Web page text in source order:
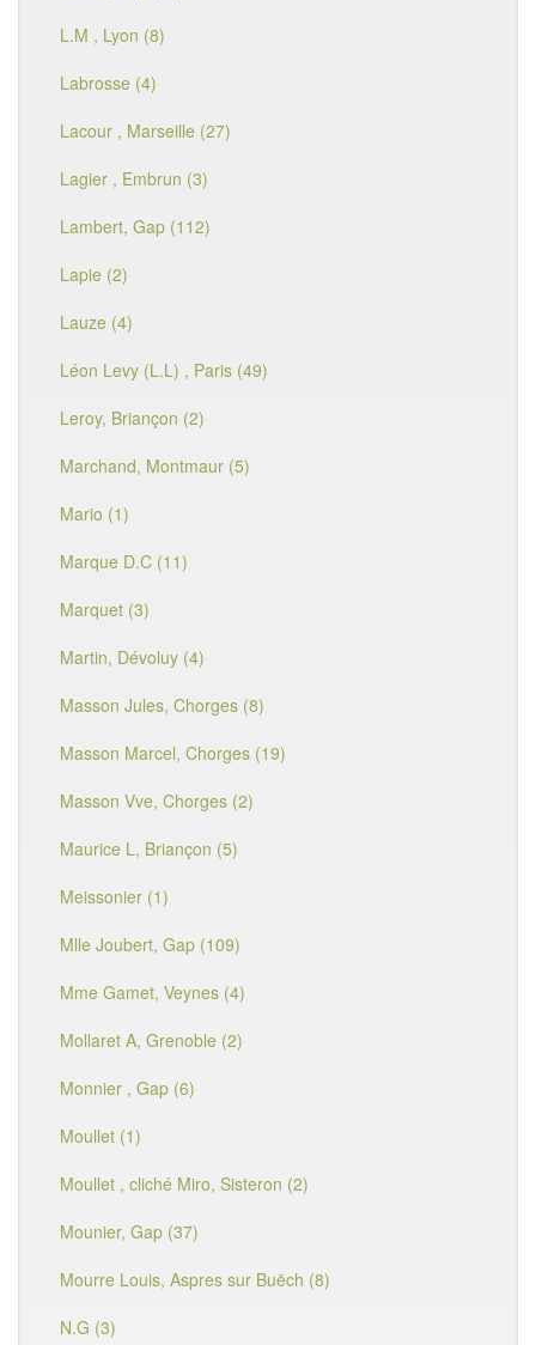
L.M , Lyon (8)
Labrosse (4)
Lacour , Marseille (27)
Lagier , Embrun (3)
Lambert, Gap (112)
Lapie (2)
Lauze (4)
Léon Levy (L.L) , Paris (49)
Leroy, Briançon (2)
Marchand, Montmaur (5)
Mario (1)
Marque D.C (11)
Marquet (3)
Martin, Dévoluy (4)
Masson Jules, Chorges (8)
Masson Marcel, Chorges (19)
Masson Vve, Chorges (2)
Maurice L, Briançon (5)
Meissonier (1)
Mlle Joubert, Gap (109)
Mme Gamet, Veynes (4)
Mollaret A, Grenoble (2)
Monnier , Gap (6)
Moullet (1)
Moullet , cliché Miro, Sisteron (2)
Mounier, Gap (37)
Mourre Louis, Aspres sur Buëch (8)
N.G (3)